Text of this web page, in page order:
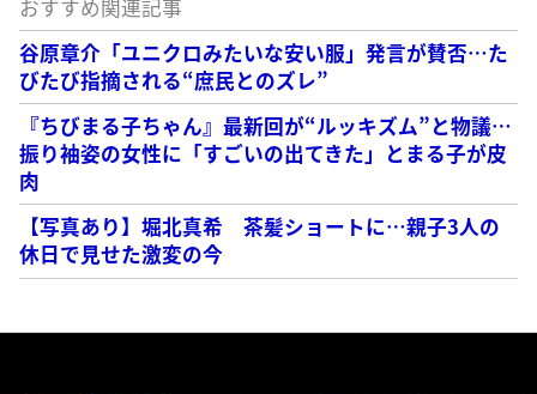
おすすめ関連記事
谷原章介「ユニクロみたいな安い服」発言が賛否…た
びたび指摘される“庶民とのズレ”
『ちびまる子ちゃん』最新回が“ルッキズム”と物議…
振り袖姿の女性に「すごいの出てきた」とまる子が皮
肉
【写真あり】堀北真希 茶髪ショートに…親子3人の
休日で見せた激変の今